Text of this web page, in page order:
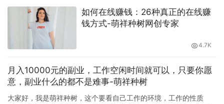
如何在线赚钱：26种真正的在线赚
钱方式-萌祥种树网创专家
4.7K
月入10000元的副业，工作空闲时间就可以，只要你愿
意，副业什么的都不是难事-萌祥种树
大家好，我是萌祥种树，这个要看自己工作的环境，工作的性质